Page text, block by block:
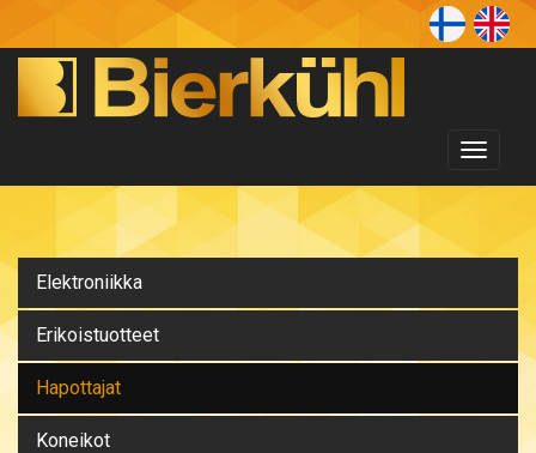
Toggle
Elektroniikka
Erikoistuotteet
Hapottajat
Koneikot